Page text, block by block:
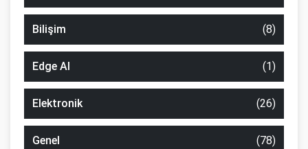
Bilişim (8)
Edge AI (1)
Elektronik (26)
Genel (78)